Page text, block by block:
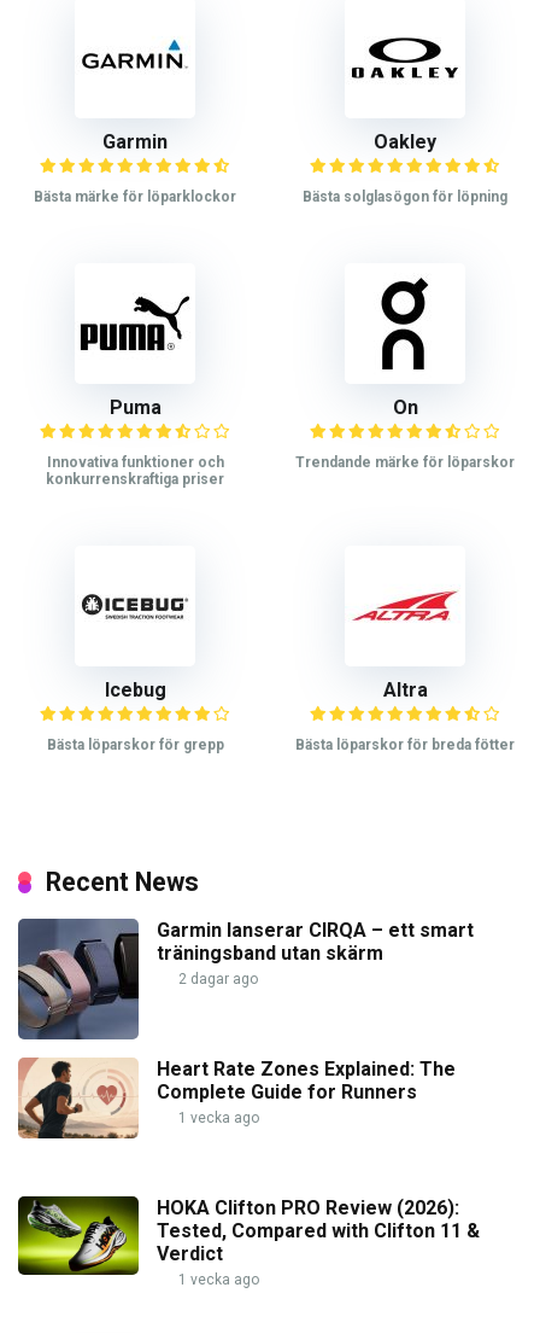
Garmin
Bästa märke för löparklockor
Oakley
Bästa solglasögon för löpning
Puma
Innovativa funktioner och
konkurrenskraftiga priser
On
Trendande märke för löparskor
Icebug
Bästa löparskor för grepp
Altra
Bästa löparskor för breda fötter
Recent News
Garmin lanserar CIRQA – ett smart
träningsband utan skärm
2 dagar ago
Heart Rate Zones Explained: The
Complete Guide for Runners
1 vecka ago
HOKA Clifton PRO Review (2026):
Tested, Compared with Clifton 11 &
Verdict
1 vecka ago